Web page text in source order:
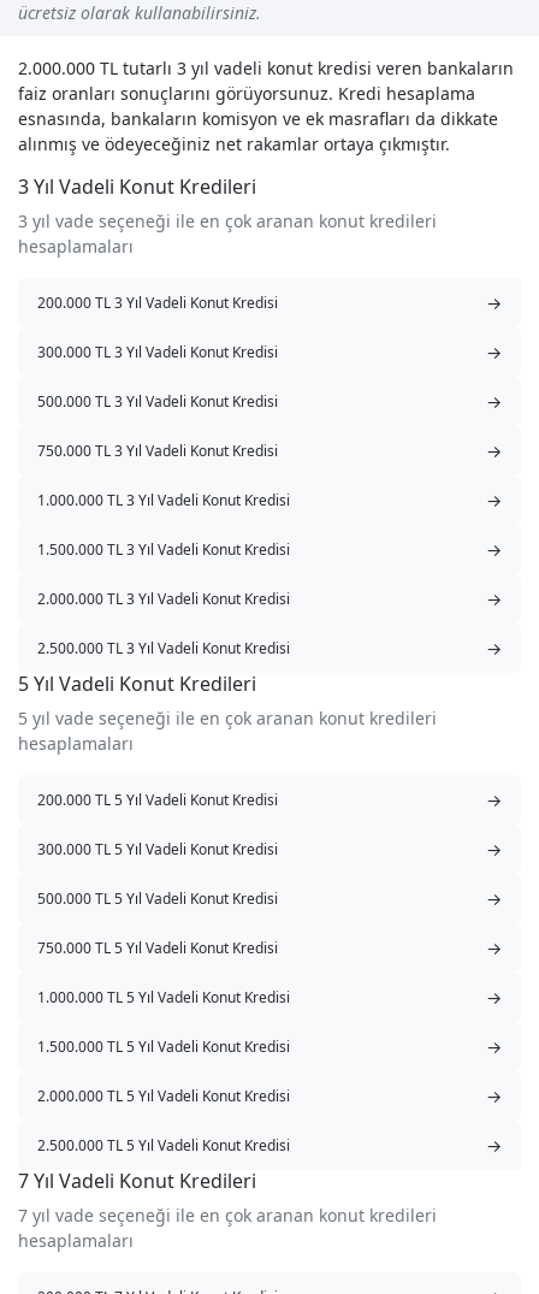
ücretsiz olarak kullanabilirsiniz.
2.000.000 TL tutarlı 3 yıl vadeli konut kredisi veren bankaların
faiz oranları sonuçlarını görüyorsunuz. Kredi hesaplama
esnasında, bankaların komisyon ve ek masrafları da dikkate
alınmış ve ödeyeceğiniz net rakamlar ortaya çıkmıştır.
3 Yıl Vadeli Konut Kredileri
3 yıl vade seçeneği ile en çok aranan konut kredileri
hesaplamaları
200.000 TL 3 Yıl Vadeli Konut Kredisi →
300.000 TL 3 Yıl Vadeli Konut Kredisi →
500.000 TL 3 Yıl Vadeli Konut Kredisi →
750.000 TL 3 Yıl Vadeli Konut Kredisi →
1.000.000 TL 3 Yıl Vadeli Konut Kredisi →
1.500.000 TL 3 Yıl Vadeli Konut Kredisi →
2.000.000 TL 3 Yıl Vadeli Konut Kredisi →
2.500.000 TL 3 Yıl Vadeli Konut Kredisi →
5 Yıl Vadeli Konut Kredileri
5 yıl vade seçeneği ile en çok aranan konut kredileri
hesaplamaları
200.000 TL 5 Yıl Vadeli Konut Kredisi →
300.000 TL 5 Yıl Vadeli Konut Kredisi →
500.000 TL 5 Yıl Vadeli Konut Kredisi →
750.000 TL 5 Yıl Vadeli Konut Kredisi →
1.000.000 TL 5 Yıl Vadeli Konut Kredisi →
1.500.000 TL 5 Yıl Vadeli Konut Kredisi →
2.000.000 TL 5 Yıl Vadeli Konut Kredisi →
2.500.000 TL 5 Yıl Vadeli Konut Kredisi →
7 Yıl Vadeli Konut Kredileri
7 yıl vade seçeneği ile en çok aranan konut kredileri
hesaplamaları